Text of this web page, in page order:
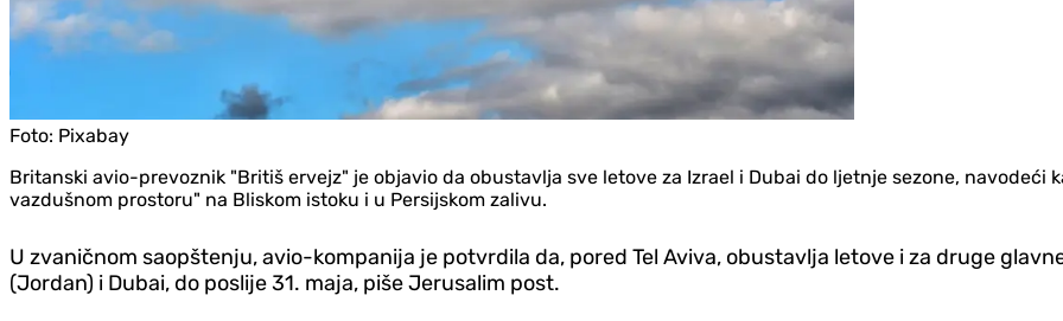
Foto: Pixabay
Britanski avio-prevoznik "Britiš ervejz" je objavio da obustavlja sve letove za Izrael i Dubai do ljetnje sezone,
vazdušnom prostoru" na Bliskom istoku i u Persijskom zalivu.
U zvaničnom saopštenju, avio-kompanija je potvrdila da, pored Tel Aviva, obustavlja letove i za druge
(Jordan) i Dubai, do poslije 31. maja, piše Jerusalim post.